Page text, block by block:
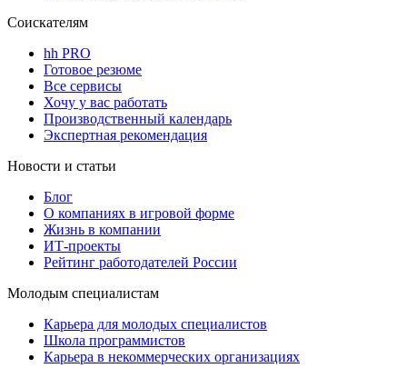
Соискателям
hh PRO
Готовое резюме
Все сервисы
Хочу у вас работать
Производственный календарь
Экспертная рекомендация
Новости и статьи
Блог
О компаниях в игровой форме
Жизнь в компании
ИТ-проекты
Рейтинг работодателей России
Молодым специалистам
Карьера для молодых специалистов
Школа программистов
Карьера в некоммерческих организациях